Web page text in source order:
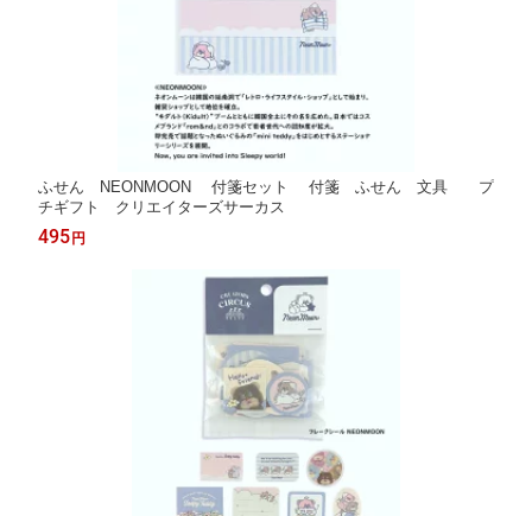
ふせん NEONMOON 付箋セット 付箋 ふせん 文具 プ
チギフト クリエイターズサーカス
495 円